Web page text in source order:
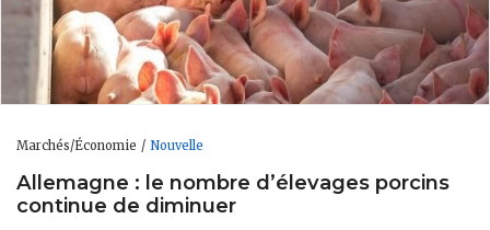
Marchés/Économie Nouvelle
Allemagne : le nombre d’élevages porcins
continue de diminuer